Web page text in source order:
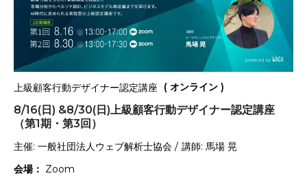
上級顧客行動デザイナー認定講座 ( オンライン )
8/16(日) &8/30(日)上級顧客行動デザイナー認定講座
（第1期・第3回）
主催: 一般社団法人ウェブ解析士協会 / 講師: 馬場 晃
会場： Zoom